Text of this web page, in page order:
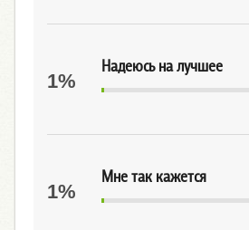
Надеюсь на лучшее
1%
Мне так кажется
1%